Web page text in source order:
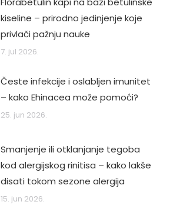
kiseline – prirodno jedinjenje koje
privlači pažnju nauke
7. jul 2026.
Česte infekcije i oslabljen imunitet
– kako Ehinacea može pomoći?
25. jun 2026.
Smanjenje ili otklanjanje tegoba
kod alergijskog rinitisa – kako lakše
disati tokom sezone alergija
15. jun 2026.